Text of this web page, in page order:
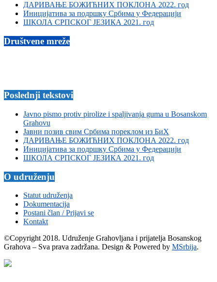
ДАРИВАЊЕ БОЖИЋНИХ ПОКЛОНА 2022. год
Иницијатива за подршку Србима у Федерацији
ШКОЛА СРПСКОГ ЈЕЗИКА 2021. год
Društvene mreže
Poslednji tekstovi
Javno pismo protiv pirolize i spaljivanja guma u Bosanskom
Grahovu
Јавни позив свим Србима пореклом из БиХ
ДАРИВАЊЕ БОЖИЋНИХ ПОКЛОНА 2022. год
Иницијатива за подршку Србима у Федерацији
ШКОЛА СРПСКОГ ЈЕЗИКА 2021. год
O udruženju
Statut udruženja
Dokumentacija
Postani član / Prijavi se
Kontakt
©Copyright 2018. Udruženje Grahovljana i prijatelja Bosanskog
Grahova – Sva prava zadržana. Design & Powered by MSrbija.